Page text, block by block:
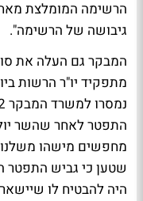
הרשימה המומלצת
גיבושה של הרשימה".
המבקר גם העלה את
התפטר לאחר שהשר
מחפשים מישהו
שטען כי גביש התפטר
היה להבטיח לו